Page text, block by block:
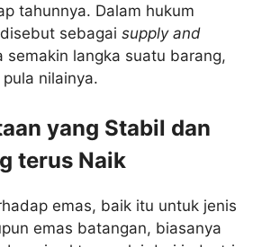
tahunnya. Dalam hukum
sebagai supply and
semakin langka suatu barang,
nilainya.
yang Stabil dan
terus Naik
emas, baik itu untuk jenis
emas batangan, biasanya